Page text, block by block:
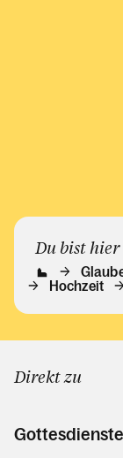
Du bist hier
Hochzeit
Direkt zu
Gottesdienste